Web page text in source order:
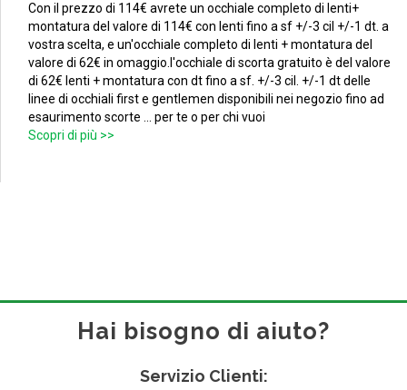
Con il prezzo di 114€ avrete un occhiale completo di lenti+
montatura del valore di 114€ con lenti fino a sf +/-3 cil +/-1 dt. a
vostra scelta, e un'occhiale completo di lenti + montatura del
valore di 62€ in omaggio.l'occhiale di scorta gratuito è del valore
di 62€ lenti + montatura con dt fino a sf. +/-3 cil. +/-1 dt delle
linee di occhiali first e gentlemen disponibili nei negozio fino ad
esaurimento scorte ... per te o per chi vuoi
Scopri di più >>
Hai bisogno di aiuto?
Servizio Clienti: